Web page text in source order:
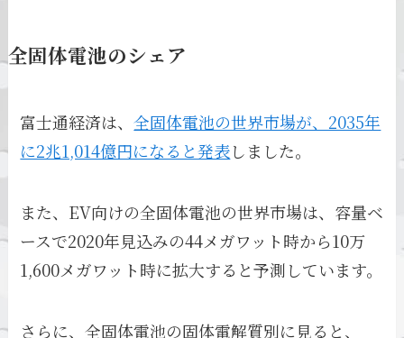
全固体電池のシェア
富士通経済は、全固体電池の世界市場が、2035年
に2兆1,014億円になると発表しました。
また、EV向けの全固体電池の世界市場は、容量ベ
ースで2020年見込みの44メガワット時から10万
1,600メガワット時に拡大すると予測しています。
さらに、全固体電池の固体電解質別に見ると、